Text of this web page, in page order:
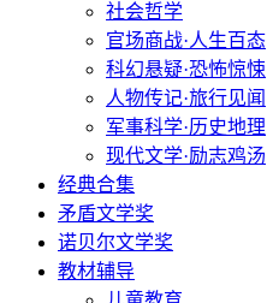
社会哲学
官场商战·人生百态
科幻悬疑·恐怖惊悚
人物传记·旅行见闻
军事科学·历史地理
现代文学·励志鸡汤
经典合集
矛盾文学奖
诺贝尔文学奖
教材辅导